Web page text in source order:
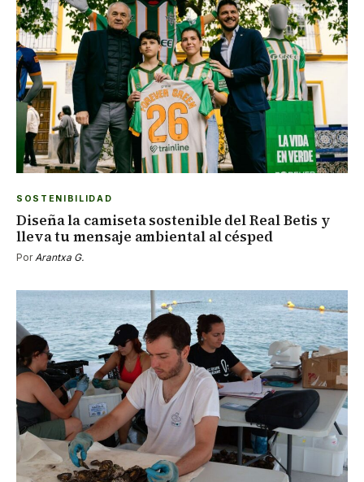
SOSTENIBILIDAD
Diseña la camiseta sostenible del Real Betis y
lleva tu mensaje ambiental al césped
PorArantxa G.